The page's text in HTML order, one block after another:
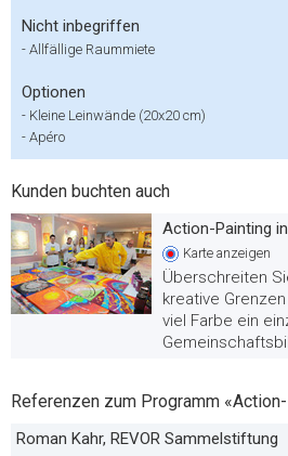
Nicht inbegriffen
- Allfällige Raummiete
Optionen
- Kleine Leinwände (20x20 cm)
- Apéro
Kunden buchten auch
Action-Painting
Karte anzeigen
Überschreiten
kreative
viel Farbe ein
Referenzen zum Programm
Roman Kahr, REVOR Sammelstiftung